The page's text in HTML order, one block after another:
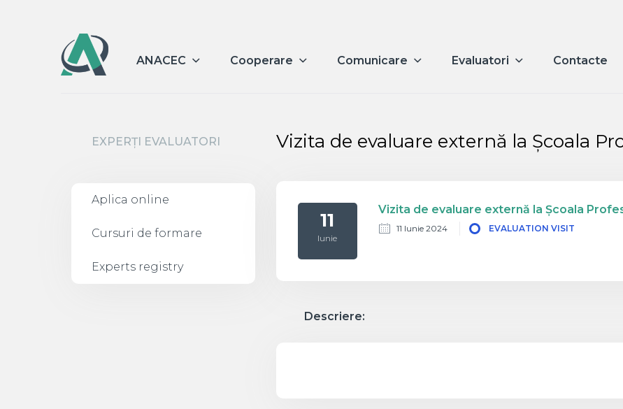
ANACEC Cooperare Comunicare Evaluatori Contacte
EXPERȚI EVALUATORI
Aplica online
Cursuri de formare
Experts registry
Vizita de evaluare externă la Școala
11
Iunie
Vizita de evaluare externă la Școala
11 Iunie 2024 EVALUATION VISIT
Descriere: